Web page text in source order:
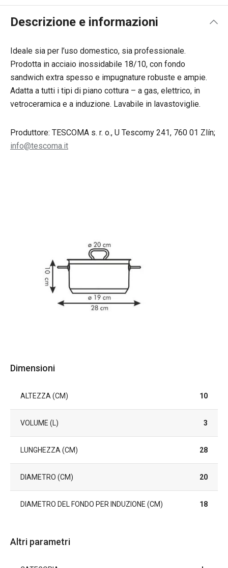
Descrizione e informazioni
Ideale sia per l’uso domestico, sia professionale.
Prodotta in acciaio inossidabile 18/10, con fondo
sandwich extra spesso e impugnature robuste e ampie.
Adatta a tutti i tipi di piano cottura – a gas, elettrico, in
vetroceramica e a induzione. Lavabile in lavastoviglie.
Produttore: TESCOMA s. r. o., U Tescomy 241, 760 01 Zlín;
info@tescoma.it
Dimensioni
ALTEZZA (CM) 10
VOLUME (L) 3
LUNGHEZZA (CM) 28
DIAMETRO (CM) 20
DIAMETRO DEL FONDO PER INDUZIONE (CM) 18
Altri parametri